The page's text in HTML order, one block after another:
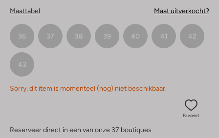
Maattabel Maat uitverkocht?
36 37 38 39 40 41 42
43
Sorry, dit item is momenteel (nog) niet beschikbaar.
Favoriet
Reserveer direct in een van onze 37 boutiques